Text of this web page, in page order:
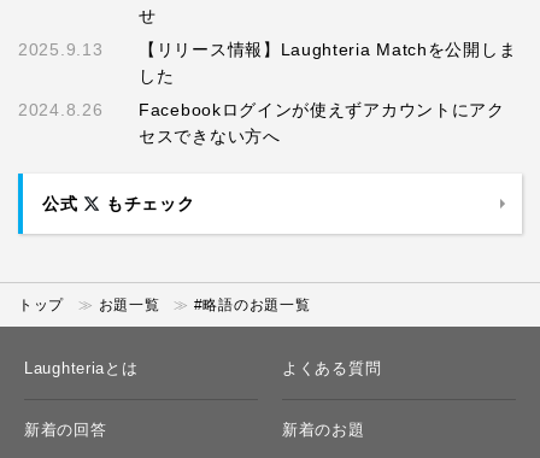
せ
2025.9.13
【リリース情報】Laughteria Matchを公開しま
した
2024.8.26
Facebookログインが使えずアカウントにアク
セスできない方へ
公式 もチェック
トップ お題一覧 #略語のお題一覧
Laughteriaとは よくある質問
新着の回答 新着のお題